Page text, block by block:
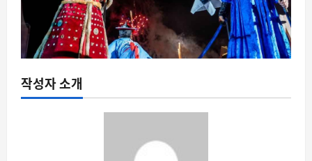
작성자 소개